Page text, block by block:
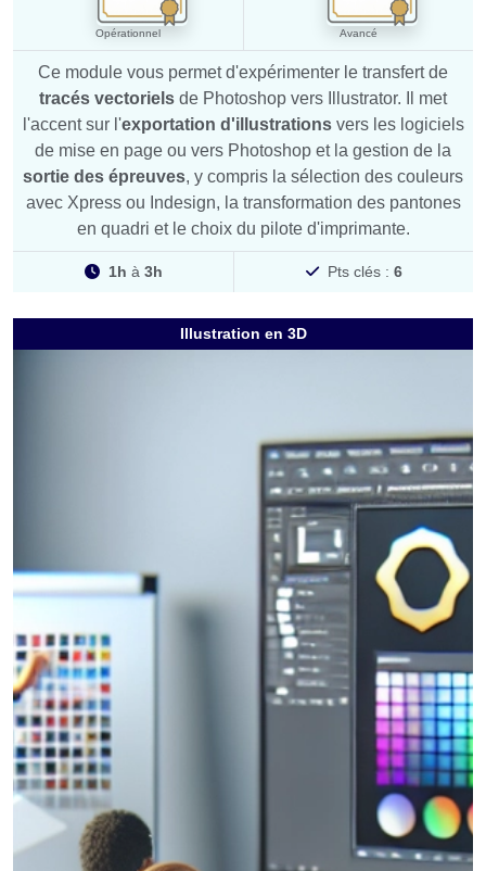
Opérationnel Avancé
Ce module vous permet d'expérimenter le transfert de
tracés vectoriels de Photoshop vers Illustrator. Il met
l'accent sur l'exportation d'illustrationsvers les logiciels
de mise en page ou vers Photoshop et la gestion de la
sortie des épreuves, y compris la sélection des couleurs
avec Xpress ou Indesign, la transformation des pantones
en quadri et le choix du pilote d'imprimante.
1h à 3h Pts clés : 6
Illustration en 3D